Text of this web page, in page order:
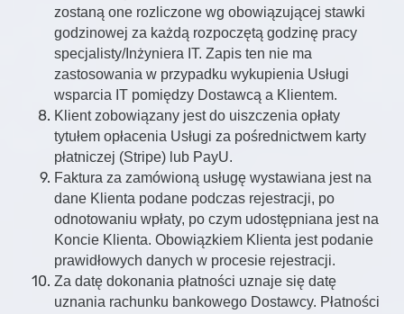
zostaną one rozliczone wg obowiązującej stawki
godzinowej za każdą rozpoczętą godzinę pracy
specjalisty/Inżyniera IT. Zapis ten nie ma
zastosowania w przypadku wykupienia Usługi
wsparcia IT pomiędzy Dostawcą a Klientem.
Klient zobowiązany jest do uiszczenia opłaty
tytułem opłacenia Usługi za pośrednictwem karty
płatniczej (Stripe) lub PayU.
Faktura za zamówioną usługę wystawiana jest na
dane Klienta podane podczas rejestracji, po
odnotowaniu wpłaty, po czym udostępniana jest na
Koncie Klienta. Obowiązkiem Klienta jest podanie
prawidłowych danych w procesie rejestracji.
Za datę dokonania płatności uznaje się datę
uznania rachunku bankowego Dostawcy. Płatności